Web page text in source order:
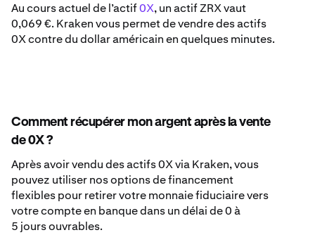
Au cours actuel de l’actif0X, un actif ZRX vaut
0,069 €. Kraken vous permet de vendre des actifs
0X contre du dollar américain en quelques minutes.
Comment récupérer mon argent après la vente
de 0X ?
Après avoir vendu des actifs 0X via Kraken, vous
pouvez utiliser nos options de financement
flexibles pour retirer votre monnaie fiduciaire vers
votre compte en banque dans un délai de 0 à
5 jours ouvrables.